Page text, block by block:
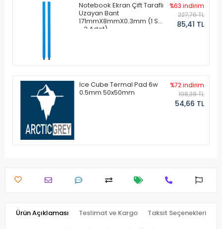
Notebook Ekran Çift Taraflı
Uzayan Bant
171mmX8mmX0.3mm (1 Set
- 2 Adet)
%63 indirim
227,76 TL
85,41 TL
Ice Cube Termal Pad 6w
0.5mm 50x50mm
%72 indirim
198,38 TL
54,66 TL
Ürün Açıklaması Teslimat ve Kargo Taksit Seçenekleri